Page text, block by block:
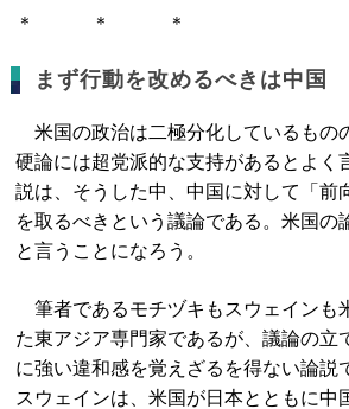
＊ ＊ ＊
まず行動を改めるべきは中国
米国の政治は二極分化しているもの
硬論には超党派的な支持があるとよく
説は、そうした中、中国に対して「前
を取るべきという議論である。米国の
と言うことになろう。
筆者であるモチヅキもスウェインも
た東アジア専門家であるが、議論の立
に強い違和感を覚えざるを得ない論説
スウェインは、米国が日本とともに中